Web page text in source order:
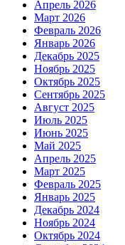
Апрель 2026
Март 2026
Февраль 2026
Январь 2026
Декабрь 2025
Ноябрь 2025
Октябрь 2025
Сентябрь 2025
Август 2025
Июль 2025
Июнь 2025
Май 2025
Апрель 2025
Март 2025
Февраль 2025
Январь 2025
Декабрь 2024
Ноябрь 2024
Октябрь 2024